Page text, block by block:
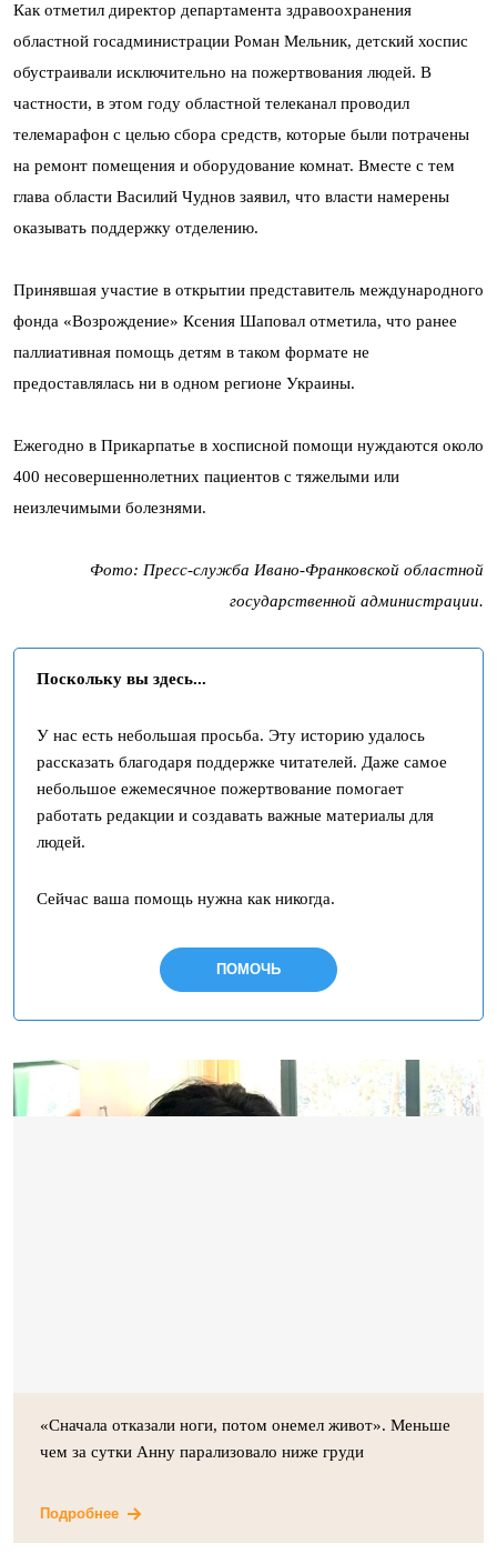
Как отметил директор департамента здравоохранения
областной госадминистрации Роман Мельник, детский хоспис
обустраивали исключительно на пожертвования людей. В
частности, в этом году областной телеканал проводил
телемарафон с целью сбора средств, которые были потрачены
на ремонт помещения и оборудование комнат. Вместе с тем
глава области Василий Чуднов заявил, что власти намерены
оказывать поддержку отделению.
Принявшая участие в открытии представитель международного
фонда «Возрождение» Ксения Шаповал отметила, что ранее
паллиативная помощь детям в таком формате не
предоставлялась ни в одном регионе Украины.
Ежегодно в Прикарпатье в хосписной помощи нуждаются около
400 несовершеннолетних пациентов с тяжелыми или
неизлечимыми болезнями.
Фото: Пресс-служба Ивано-Франковской областной
государственной администрации.
Поскольку вы здесь...
У нас есть небольшая просьба. Эту историю удалось
рассказать благодаря поддержке читателей. Даже самое
небольшое ежемесячное пожертвование помогает
работать редакции и создавать важные материалы для
людей.
Сейчас ваша помощь нужна как никогда.
ПОМОЧЬ
«Сначала отказали ноги, потом онемел живот». Меньше
чем за сутки Анну парализовало ниже груди
Подробнее